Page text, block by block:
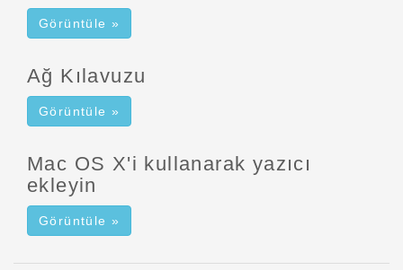
Görüntüle »
Ağ Kılavuzu
Görüntüle »
Mac OS X'i kullanarak yazıcı
ekleyin
Görüntüle »